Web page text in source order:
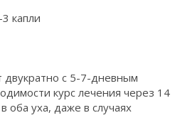
капли
с 5-7-дневным
курс лечения через 14
оба уха, даже в случаях